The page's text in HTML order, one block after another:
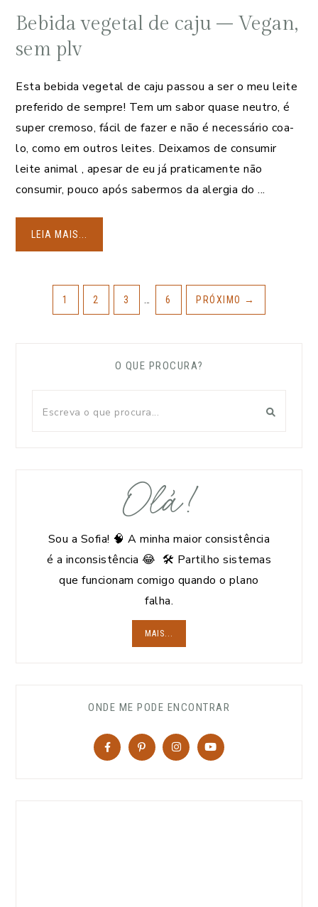
Bebida vegetal de caju – Vegan,
sem plv
Esta bebida vegetal de caju passou a ser o meu leite
preferido de sempre! Tem um sabor quase neutro, é
super cremoso, fácil de fazer e não é necessário coa-
lo, como em outros leites. Deixamos de consumir
leite animal , apesar de eu já praticamente não
consumir, pouco após sabermos da alergia do ...
LEIA MAIS...
1 2 3 6 PRÓXIMO →
O QUE PROCURA?
Olá!
Sou a Sofia! 🧠 A minha maior consistência
é a inconsistência 😂 🛠️ Partilho sistemas
que funcionam comigo quando o plano
falha.
MAIS...
ONDE ME PODE ENCONTRAR